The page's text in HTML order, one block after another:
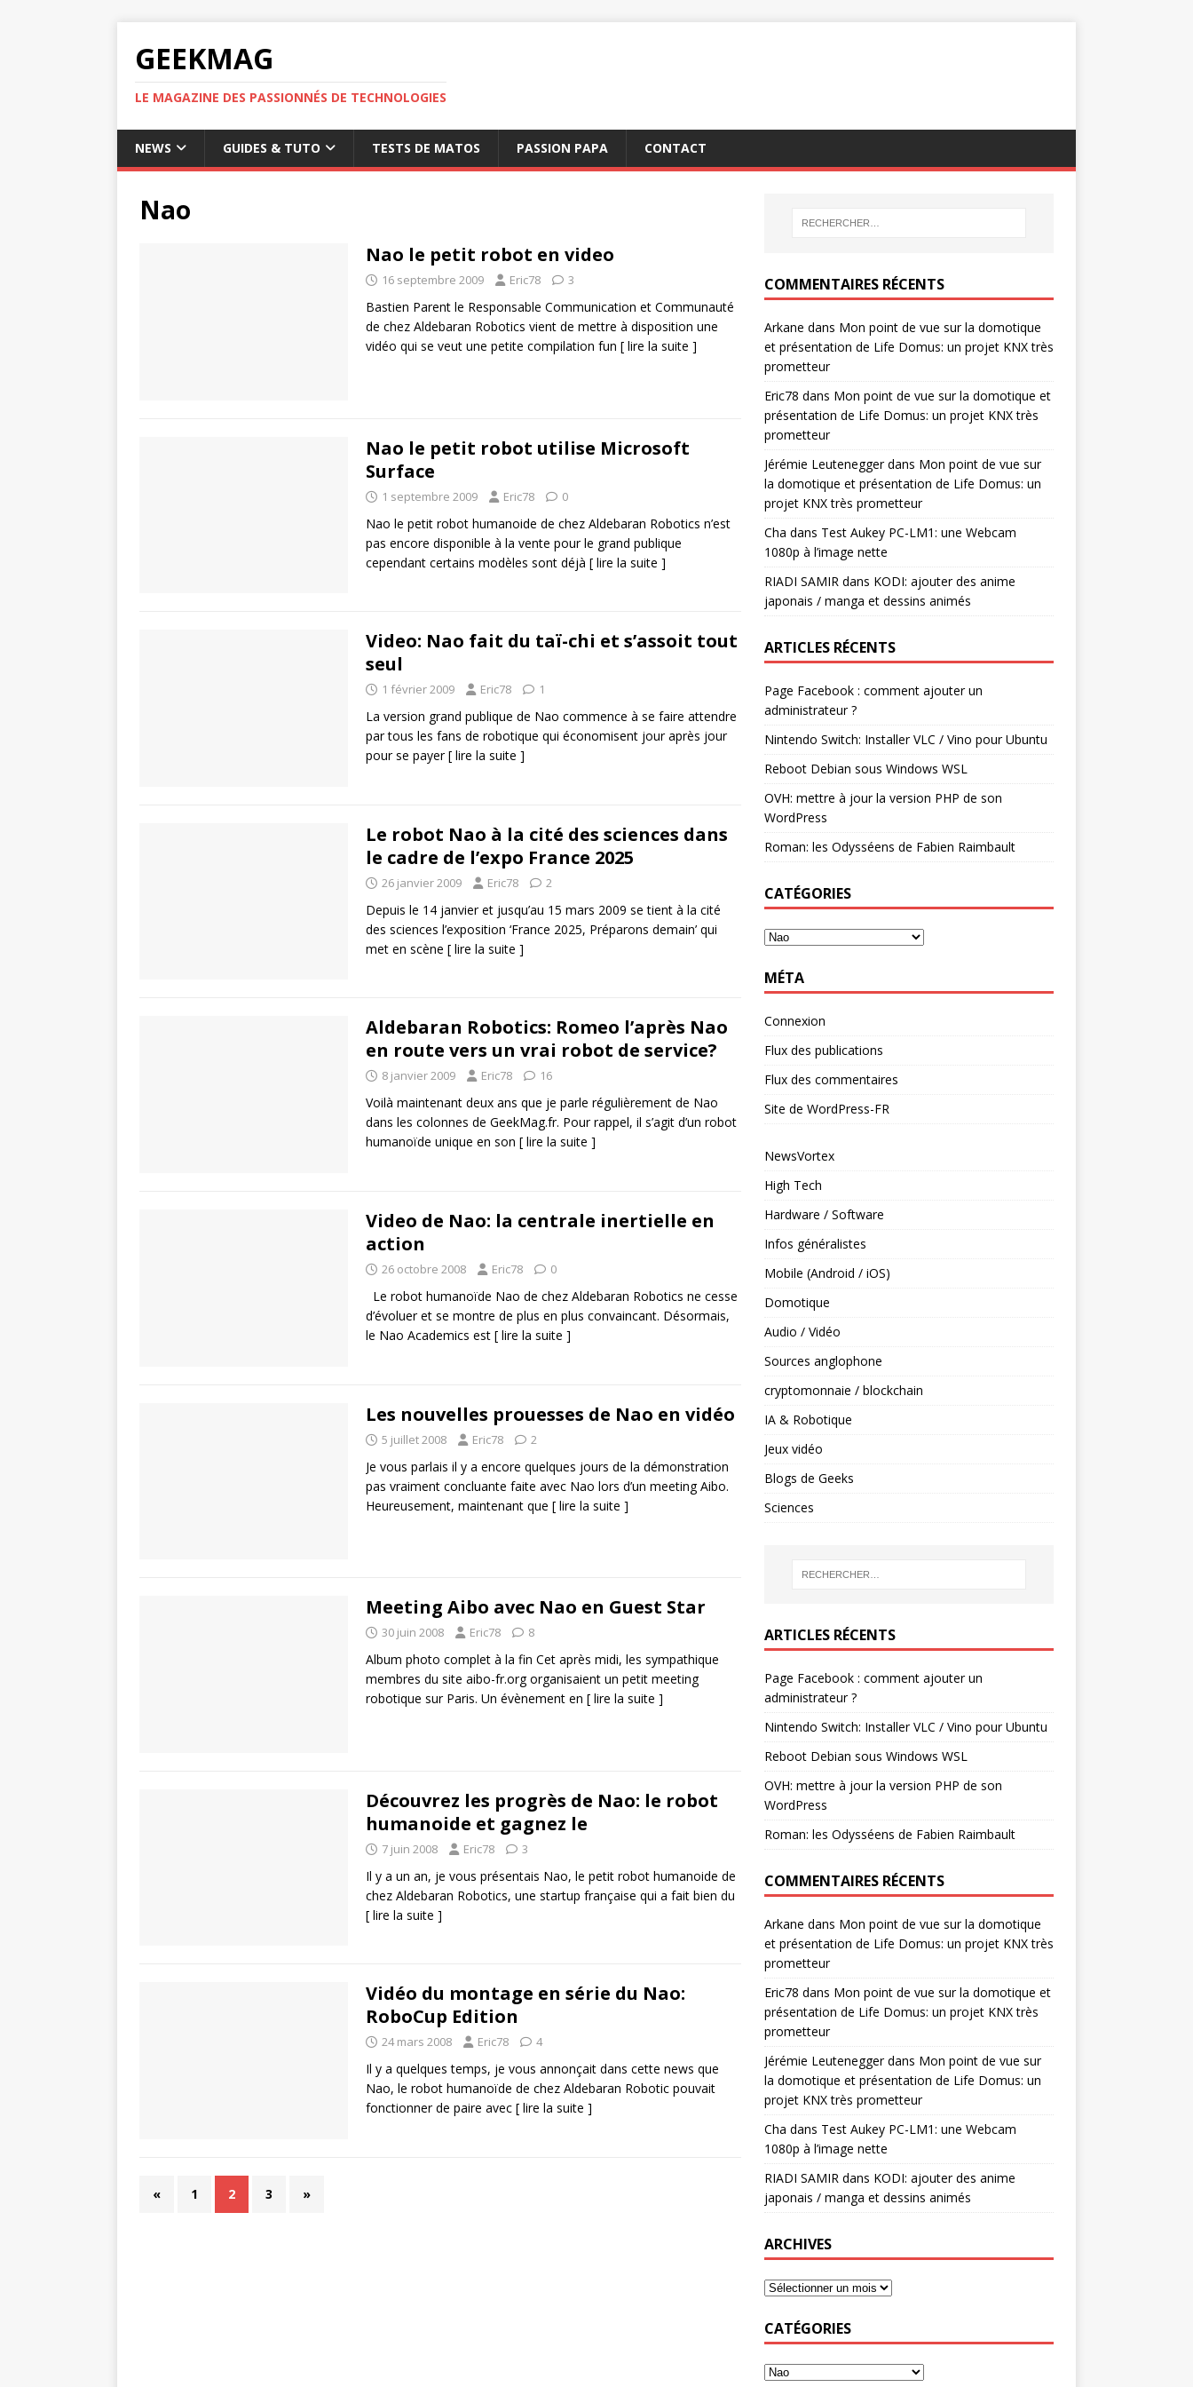
GEEKMAG
LE MAGAZINE DES PASSIONNÉS DE TECHNOLOGIES
NEWS GUIDES & TUTO TESTS DE MATOS PASSION PAPA CONTACT
Nao
Nao le petit robot en video
16 septembre 2009 Eric78 3
Bastien Parent le Responsable Communication et Communauté
de chez Aldebaran Robotics vient de mettre à disposition une
vidéo qui se veut une petite compilation fun [ lire la suite ]
Nao le petit robot utilise Microsoft
Surface
1 septembre 2009 Eric78 0
Nao le petit robot humanoide de chez Aldebaran Robotics n’est
pas encore disponible à la vente pour le grand publique
cependant certains modèles sont déjà [ lire la suite ]
Video: Nao fait du taï-chi et s’assoit tout
seul
1 février 2009 Eric78 1
La version grand publique de Nao commence à se faire attendre
par tous les fans de robotique qui économisent jour après jour
pour se payer[ lire la suite ]
Le robot Nao à la cité des sciences dans
le cadre de l’expo France 2025
26 janvier 2009 Eric78 2
Depuis le 14 janvier et jusqu’au 15 mars 2009 se tient à la cité
des sciences l’exposition ‘France 2025, Préparons demain’ qui
met en scène [ lire la suite ]
Aldebaran Robotics: Romeo l’après Nao
en route vers un vrai robot de service?
8 janvier 2009 Eric78 16
Voilà maintenant deux ans que je parle régulièrement de Nao
dans les colonnes de GeekMag.fr. Pour rappel, il s’agit d’un robot
humanoïde unique en son [ lire la suite ]
Video de Nao: la centrale inertielle en
action
26 octobre 2008 Eric78 0
Le robot humanoïde Nao de chez Aldebaran Robotics ne cesse
d’évoluer et se montre de plus en plus convaincant. Désormais,
le Nao Academics est [ lire la suite ]
Les nouvelles prouesses de Nao en vidéo
5 juillet 2008 Eric78 2
Je vous parlais il y a encore quelques jours de la démonstration
pas vraiment concluante faite avec Nao lors d’un meeting Aibo.
Heureusement, maintenant que [ lire la suite ]
Meeting Aibo avec Nao en Guest Star
30 juin 2008 Eric78 8
Album photo complet à la fin Cet après midi, les sympathique
membres du site aibo-fr.org organisaient un petit meeting
robotique sur Paris. Un évènement en [ lire la suite ]
Découvrez les progrès de Nao: le robot
humanoide et gagnez le
7 juin 2008 Eric78 3
Il y a un an, je vous présentais Nao, le petit robot humanoide de
chez Aldebaran Robotics, une startup française qui a fait bien du
[ lire la suite ]
Vidéo du montage en série du Nao:
RoboCup Edition
24 mars 2008 Eric78 4
Il y a quelques temps, je vous annonçait dans cette news que
Nao, le robot humanoïde de chez Aldebaran Robotic pouvait
fonctionner de paire avec [ lire la suite ]
« 1 2 3 »
COMMENTAIRES RÉCENTS
Arkane dans Mon point de vue sur la domotique
et présentation de Life Domus: un projet KNX très
prometteur
Eric78 dans Mon point de vue sur la domotique et
présentation de Life Domus: un projet KNX très
prometteur
Jérémie Leuteneggerdans Mon point de vue sur
la domotique et présentation de Life Domus: un
projet KNX très prometteur
Cha dans Test Aukey PC-LM1: une Webcam
1080p à l’image nette
RIADI SAMIR dans KODI: ajouter des anime
japonais / manga et dessins animés
ARTICLES RÉCENTS
Page Facebook : comment ajouter un
administrateur ?
Nintendo Switch: Installer VLC / Vino pour Ubuntu
Reboot Debian sous Windows WSL
OVH: mettre à jour la version PHP de son
WordPress
Roman: les Odysséens de Fabien Raimbault
CATÉGORIES
MÉTA
Connexion
Flux des publications
Flux des commentaires
Site de WordPress-FR
NewsVortex
High Tech
Hardware / Software
Infos généralistes
Mobile (Android / iOS)
Domotique
Audio / Vidéo
Sources anglophone
cryptomonnaie / blockchain
IA & Robotique
Jeux vidéo
Blogs de Geeks
Sciences
ARTICLES RÉCENTS
Page Facebook : comment ajouter un
administrateur ?
Nintendo Switch: Installer VLC / Vino pour Ubuntu
Reboot Debian sous Windows WSL
OVH: mettre à jour la version PHP de son
WordPress
Roman: les Odysséens de Fabien Raimbault
COMMENTAIRES RÉCENTS
Arkane dans Mon point de vue sur la domotique
et présentation de Life Domus: un projet KNX très
prometteur
Eric78 dans Mon point de vue sur la domotique et
présentation de Life Domus: un projet KNX très
prometteur
Jérémie Leuteneggerdans Mon point de vue sur
la domotique et présentation de Life Domus: un
projet KNX très prometteur
Cha dans Test Aukey PC-LM1: une Webcam
1080p à l’image nette
RIADI SAMIRdans KODI: ajouter des anime
japonais / manga et dessins animés
ARCHIVES
CATÉGORIES